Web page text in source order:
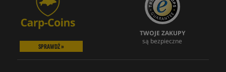
SPRAWDŹ »
TWOJE ZAKUPY
są bezpieczne